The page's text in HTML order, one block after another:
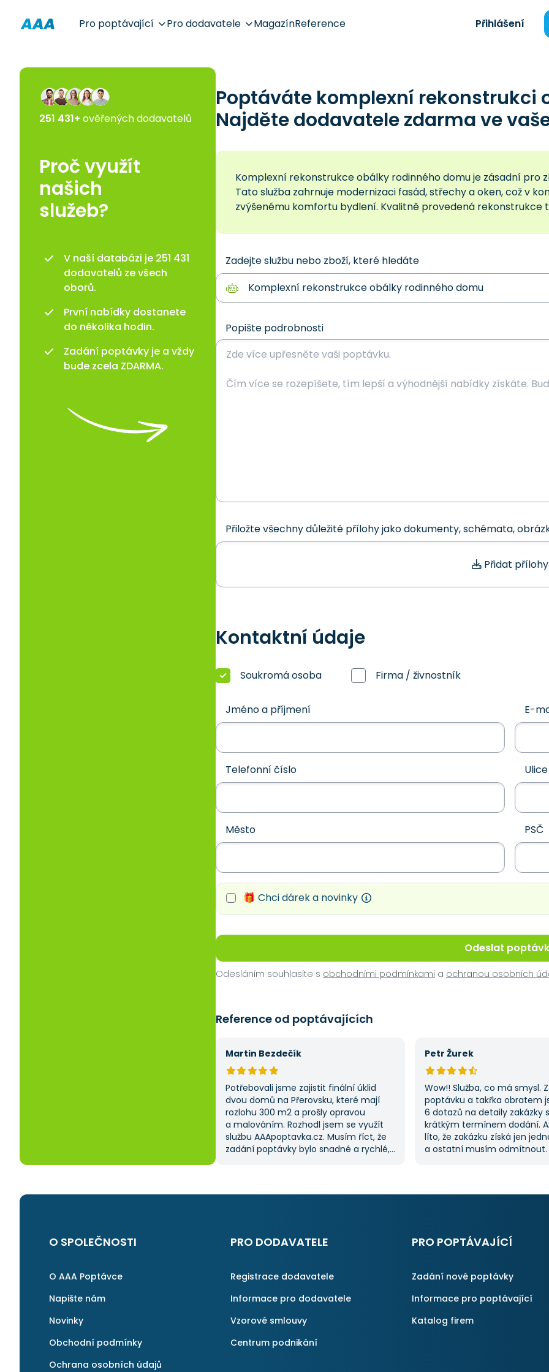
Pro poptávající Pro dodavatele MagazínReference Přihlášení
Poptáváte komplexní rekonstrukci
Najděte dodavatele zdarma ve
Komplexní rekonstrukce obálky rodinného domu je zásadní pro
Tato služba zahrnuje modernizaci fasád, střechy a oken, což v
zvýšenému komfortu bydlení. Kvalitně provedená rekonstrukce
Zadejte službu nebo zboží, které hledáte
Popište podrobnosti
Přiložte všechny důležité přílohy jako dokumenty, schémata,
Přidat přílohy
Kontaktní údaje
Soukromá osoba Firma / živnostník
Jméno a příjmení E-
Telefonní číslo Ulice
Město PSČ
🎁 Chci dárek a novinky
Odeslat
Odesláním souhlasíte s obchodními podmínkami a ochranou osobních
Reference od poptávajících
Martin Bezdečík
Potřebovali jsme zajistit finální úklid
dvou domů na Přerovsku, které mají
rozlohu 300 m2 a prošly opravou
a malováním. Rozhodl jsem se využít
službu AAApoptavka.cz. Musím říct, že
zadání poptávky bylo snadné a rychlé,
a AAApoptavka.cz mi tuto výhodu
najít rychlé řešení. Vše proběhlo
znovu.
Petr Žurek
Wow!! Služba, co má smysl.
poptávku a takřka obratem
6 dotazů na detaily zakázky
krátkým termínem dodání.
líto, že zakázku získá jen
a ostatní musím odmítnout.
začněte tady :-)
251 431+ ověřených dodavatelů
Proč využít
našich
služeb?
V naší databázi je 251 431
dodavatelů ze všech
oborů.
První nabídky dostanete
do několika hodin.
Zadání poptávky je a vždy
bude zcela ZDARMA.
O SPOLEČNOSTI
O AAA Poptávce
Napište nám
Novinky
Obchodní podmínky
Ochrana osobních údajů
PRO DODAVATELE
Registrace dodavatele
Informace pro dodavatele
Vzorové smlouvy
Centrum podnikání
PRO POPTÁVAJÍCÍ
Zadání nové poptávky
Informace pro poptávající
Katalog firem